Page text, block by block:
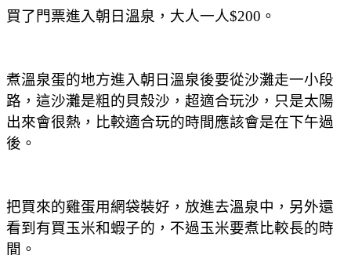
買了門票進入朝日溫泉，大人一人$200。
煮溫泉蛋的地方進入朝日溫泉後要從沙灘走一小段
路，這沙灘是粗的貝殼沙，超適合玩沙，只是太陽
出來會很熱，比較適合玩的時間應該會是在下午過
後。
把買來的雞蛋用網袋裝好，放進去溫泉中，另外還
看到有買玉米和蝦子的，不過玉米要煮比較長的時
間。